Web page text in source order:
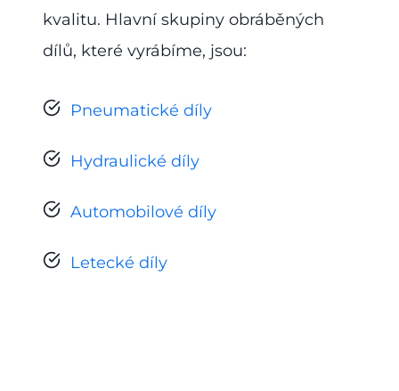
kvalitu. Hlavní skupiny obráběných
dílů, které vyrábíme, jsou:
Pneumatické díly
Hydraulické díly
Automobilové díly
Letecké díly